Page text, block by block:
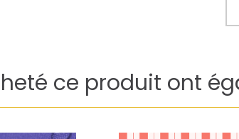
ce produit ont